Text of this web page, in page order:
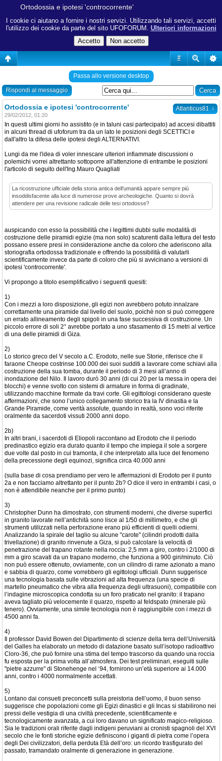
I cookie ci aiutano a fornire i nostri servizi. Utilizzando tali servizi, accetti
l'utilizzo dei cookie da parte del sito UFOFORUM. Ulteriori informazioni
#
Ortodossia e ipotesi 'controcorrente'
Passa allo versione desktop
Rispondi al messaggio
Atlanticus81 ↓
Ortodossia e ipotesi 'controcorrente'
29/02/2012, 01:20
In questi ultimi giorni ho assistito (e in taluni casi partecipato) ad accesi dibattiti
in alcuni thread di ufoforum tra da un lato le posizioni degli SCETTICI e
dall'altro la difesa delle ipotesi degli ALTERNATIVI.
Lungi da me l'idea di voler innescare ulteriori infiammate discussioni o
polemichi vorrei altrettanto sottoporre all'attenzione di entrambe le posizioni
l'articolo di seguito dell'Ing.Mauro Quagliati
La ricostruzione ufficiale della storia antica dell’umanità appare sempre più
insoddisfacente alla luce di numerose prove archeologiche. Quanto si dovrà
attendere per una revisione radicale delle tesi ortodosse?
auspicando con esso la possibilità che i legittimi dubbi sulle modalità di
costruzione delle piramidi egizie (ma non solo) scaturenti dalla lettura del testo
possano essere presi in considerazione anche da coloro che aderiscono alla
storiografia ortodossa tradizionale e offrendo la possibilità di valutarli
scientificamente invece da parte di coloro che più si avvicinano a versioni di
ipotesi 'controcorrente'.
Vi propongo a titolo esemplificativo i seguenti quesiti:
1)
Con i mezzi a loro disposizione, gli egizi non avrebbero potuto innalzare
correttamente una piramide dal livello del suolo, poichè non si può correggere
un errato allineamento degli spigoli in una fase successiva di costruzione. Un
piccolo errore di soli 2° avrebbe portato a uno sfasamento di 15 metri al vertice
di una delle piramidi di Giza.
2)
Lo storico greco del V secolo a.C. Erodoto, nelle sue Storie, riferisce che il
faraone Cheope costrinse 100.000 dei suoi sudditi a lavorare come schiavi alla
costruzione della sua tomba, durante il periodo di 3 mesi all’anno di
inondazione del Nilo. Il lavoro durò 30 anni (di cui 20 per la messa in opera dei
blocchi) e venne svolto con sistemi di armature in forma di gradinate,
utilizzando macchine formate da travi corte. Gli egittologi considerano queste
affermazioni, che sono l’unico collegamento storico tra la IV dinastia e la
Grande Piramide, come verità assolute, quando in realtà, sono voci riferite
oralmente da sacerdoti vissuti 2000 anni dopo.
2b)
In altri brani, i sacerdoti di Eliopoli raccontano ad Erodoto che il periodo
predinastico egizio era durato quanto il tempo che impiega il sole a sorgere
due volte dal posto in cui tramonta, il che interpretato alla luce del fenomeno
della precessione degli equinozi, significa circa 40.000 anni
(sulla base di cosa prendiamo per vero le affermazioni di Erodoto per il punto
2a e non facciamo altrettanto per il punto 2b? O dice il vero in entrambi i casi, o
non è attendibile neanche per il primo punto)
3)
Christopher Dunn ha dimostrato, con strumenti moderni, che diverse superfici
in granito lavorate nell’antichità sono lisce al 1/50 di millimetro, e che gli
strumenti utilizzati nella perforazione erano più efficienti di quelli odierni.
Analizzando la spirale del taglio su alcune "carote" (cilindri prodotti dalla
trivellazione) di granito rinvenute a Giza, si può calcolare la velocità di
penetrazione del trapano rotante nella roccia: 2,5 mm a giro, contro i 2/1000 di
mm a giro scavati da un trapano moderno, che funziona a 900 giri/minuto. Ciò
non può essere ottenuto, ovviamente, con un cilindro di rame azionato a mano
e sabbia di quarzo, come vorrebbero gli egittologi ufficiali. Dunn suggerisce
una tecnologia basata sulle vibrazioni ad alta frequenza (una specie di
martello pneumatico che vibra alla frequenza degli ultrasuoni), compatibile con
l’indagine microscopica condotta su un foro praticato nel granito: il trapano
aveva tagliato più velocemente il quarzo, rispetto al feldspato (minerale più
tenero). Ovviamente, una simile tecnologia non è raggiungibile con i mezzi di
4500 anni fa.
4)
Il professor David Bowen del Dipartimento di scienze della terra dell’Università
del Galles ha elaborato un metodo di datazione basato sull’isotopo radioattivo
Cloro-36, che può fornire una stima del tempo trascorso da quando una roccia
fu esposta per la prima volta all’atmosfera. Dei test preliminari, eseguiti sulle
"pietre azzurre" di Stonehenge nel ‘94, fornirono un’età superiore ai 14.000
anni, contro i 4000 normalmente accettati.
5)
Lontano dai consueti preconcetti sulla preistoria dell’uomo, il buon senso
suggerisce che popolazioni come gli Egizi dinastici e gli Incas si stabilirono nei
pressi delle vestigia di una civiltà precedente, scientificamente e
tecnologicamente avanzata, a cui loro davano un significato magico-religioso.
Sia le tradizioni orali riferite dagli indigeni peruviani ai cronisti spagnoli del XVI
secolo che le fonti storiche egizie definiscono i giganti di pietra come l’opera
degli Dei civilizzatori, della perduta Età dell’oro: un ricordo trasfigurato del
passato, tramandato oralmente di generazione in generazione.